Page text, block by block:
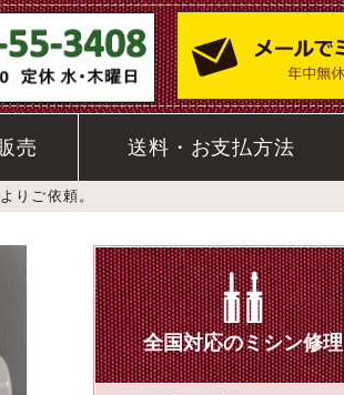
売 送料・お支払方法
りご依頼。
全国対応のミシン修理